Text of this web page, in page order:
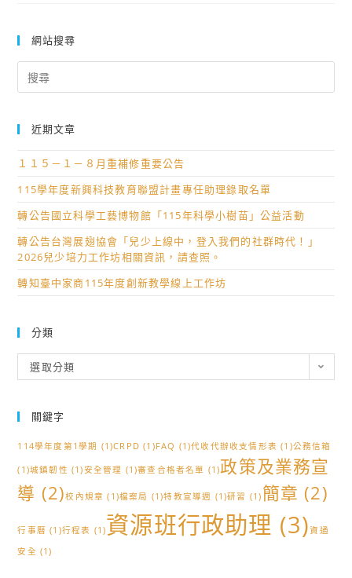
網站搜尋
for:
近期文章
１１５－１－８月重補修重要公告
115學年度新興科技教育聯盟計畫專任助理錄取名單
轉公告國立科學工藝博物館「115年科學小樹苗」公益活動
轉公告台灣展翅協會「兒少上線中，登入我們的社群時代！」
2026兒少培力工作坊相關資訊，請查照。
轉知臺中家商115年度創新教學線上工作坊
分類
類
選取分類
關鍵字
114學年度第1學期 (1)CRPD (1)FAQ (1)代收代辦收支情形表 (1)公務信箱
(1)城鎮韌性 (1)安全管理 (1)審查合格者名單 (1)政策及業務宣
導 (2)校內規章 (1)檔案局 (1)特教宣導週 (1)研習 (1) 簡章 (2)
行事曆 (1)行程表 (1)資源班行政助理 (3)資通
安全 (1)